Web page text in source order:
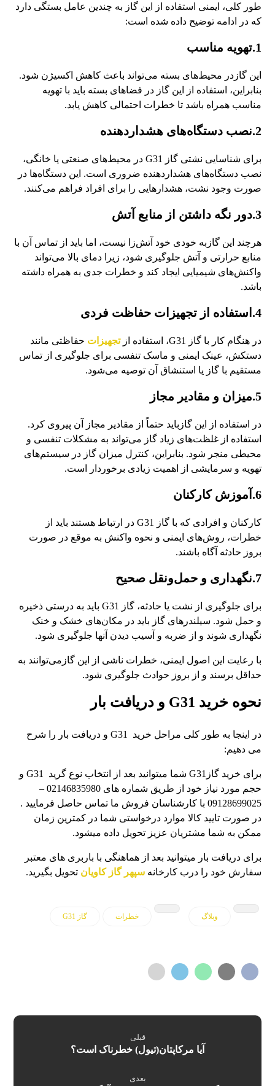
طور کلی، ایمنی استفاده از این گاز به چندین عامل بستگی دارد
که در ادامه توضیح داده شده است:
1.تهویه مناسب
این گازدر محیط‌های بسته می‌تواند باعث کاهش اکسیژن شود.
بنابراین، استفاده از این گاز در فضاهای بسته باید با تهویه
مناسب همراه باشد تا خطرات احتمالی کاهش یابد.
2.نصب دستگاه‌های هشداردهنده
برای شناسایی نشتی گاز G31 در محیط‌های صنعتی یا خانگی،
نصب دستگاه‌های هشداردهنده ضروری است. این دستگاه‌ها در
صورت وجود نشت، هشدارهایی را برای افراد فراهم می‌کنند.
3.دور نگه داشتن از منابع آتش
هرچند این گازبه خودی خود آتش‌زا نیست، اما باید از تماس آن با
منابع حرارتی و آتش جلوگیری شود، زیرا دمای بالا می‌تواند
واکنش‌های شیمیایی ایجاد کند و خطرات جدی به همراه داشته
باشد.
4.استفاده از تجهیزات حفاظت فردی
در هنگام کار با گاز G31، استفاده از تجهیزات حفاظتی مانند
دستکش، عینک ایمنی و ماسک تنفسی برای جلوگیری از تماس
مستقیم با گاز یا استنشاق آن توصیه می‌شود.
5.میزان و مقادیر مجاز
در استفاده از این گازباید حتماً از مقادیر مجاز آن پیروی کرد.
استفاده از غلظت‌های زیاد گاز می‌تواند به مشکلات تنفسی و
محیطی منجر شود. بنابراین، کنترل میزان گاز در سیستم‌های
تهویه و سرمایشی از اهمیت زیادی برخوردار است.
6.آموزش کارکنان
کارکنان و افرادی که با گاز G31 در ارتباط هستند باید از
خطرات، روش‌های ایمنی و نحوه واکنش به موقع در صورت
بروز حادثه آگاه باشند.
7.نگهداری و حمل‌ونقل صحیح
برای جلوگیری از نشت یا حادثه، گاز G31 باید به‌ درستی ذخیره
و حمل شود. سیلندرهای گاز باید در مکان‌های خشک و خنک
نگهداری شوند و از ضربه و آسیب دیدن آنها جلوگیری شود.
با رعایت این اصول ایمنی، خطرات ناشی از این گازمی‌توانند به
حداقل برسند و از بروز حوادث جلوگیری شود.
نحوه خرید G31 و دریافت بار
در اینجا به طور کلی مراحل خرید G31 و دریافت بار را شرح
می دهیم:
برای خرید گازG31 شما میتوانید بعد از انتخاب نوع گرید G31 و
حجم مورد نیاز خود از طریق شماره های 02146835980 –
09128699025 با کارشناسان فروش ما تماس حاصل فرمایید .
در صورت تایید کالا موارد درخواستی شما در کمترین زمان
ممکن به شما مشتریان عزیز تحویل داده میشود.
برای دریافت بار میتوانید بعد از هماهنگی با باربری های معتبر
سفارش خود را درب کارخانهسپهر گاز کاویان تحویل بگیرید.
وبلاگ خطرات گاز G31
قبلی
آیا مرکاپتان(تیول) خطرناک است؟
بعدی